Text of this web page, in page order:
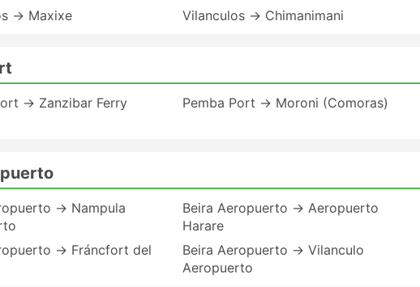
→ Maxixe
Vilanculos → Chimanimani
→ Zanzibar Ferry
Pemba Port → Moroni (Comoras)
→ Nampula
→ Fráncfort del
Beira Aeropuerto → Aeropuerto
Harare
Beira Aeropuerto → Vilanculo
Aeropuerto